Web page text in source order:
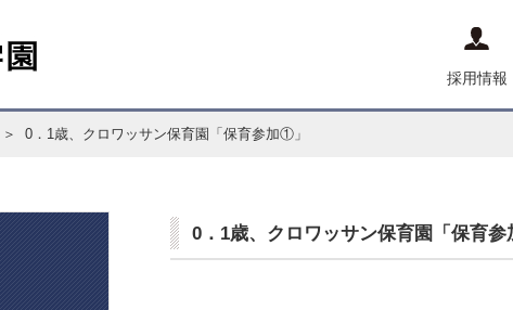
採用情報
＞ 0．1歳、クロワッサン保育園「保育参加①」
0．1歳、クロワッサン保育園「保育